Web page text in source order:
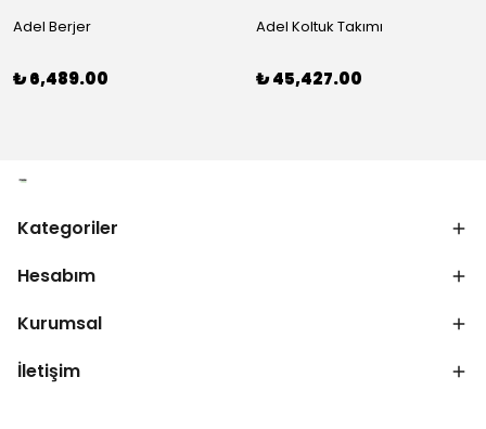
Adel Berjer
₺ 6,489.00
Adel Koltuk Takımı
₺ 45,427.00
Kategoriler
Hesabım
Kurumsal
İletişim